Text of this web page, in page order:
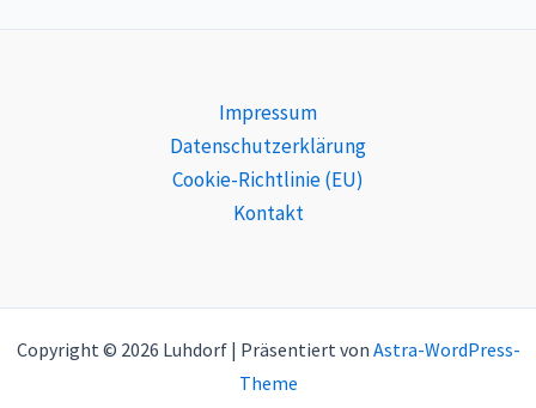
Impressum
Datenschutzerklärung
Cookie-Richtlinie (EU)
Kontakt
Copyright © 2026 Luhdorf | Präsentiert von Astra-WordPress-
Theme